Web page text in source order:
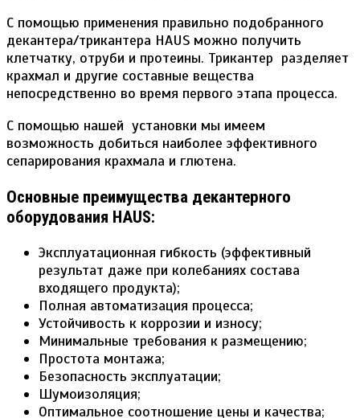
С помощью применения правильно подобранного
декантера/трикантера HAUS можно получить
клетчатку, отруби и протеины. Трикантер разделяет
крахмал и другие составные вещества
непосредственно во время первого этапа процесса.
С помощью нашей установки мы имеем
возможность добиться наиболее эффективного
сепарирования крахмала и глютена.
Основные преимущества декантерного
оборудования HAUS:
Эксплуатационная гибкость (эффективный
результат даже при колебаниях состава
входящего продукта);
Полная автоматизация процесса;
Устойчивость к коррозии и износу;
Минимальные требования к размещению;
Простота монтажа;
Безопасность эксплуатации;
Шумоизоляция;
Оптимальное соотношение цены и качества;